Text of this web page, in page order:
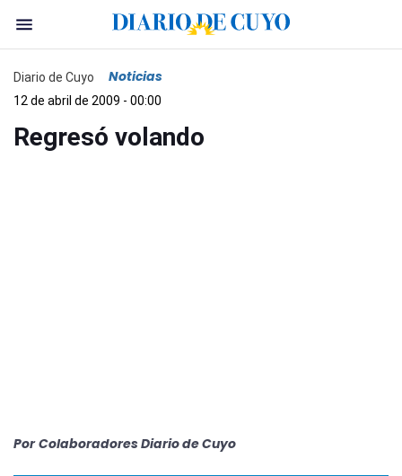
Diario de Cuyo Noticias
12 de abril de 2009 - 00:00
Regresó volando
Por Colaboradores Diario de Cuyo